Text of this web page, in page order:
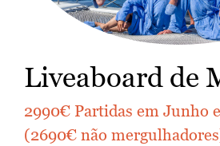
Liveaboard de
2990€ Partidas em Junho
(2690€ não